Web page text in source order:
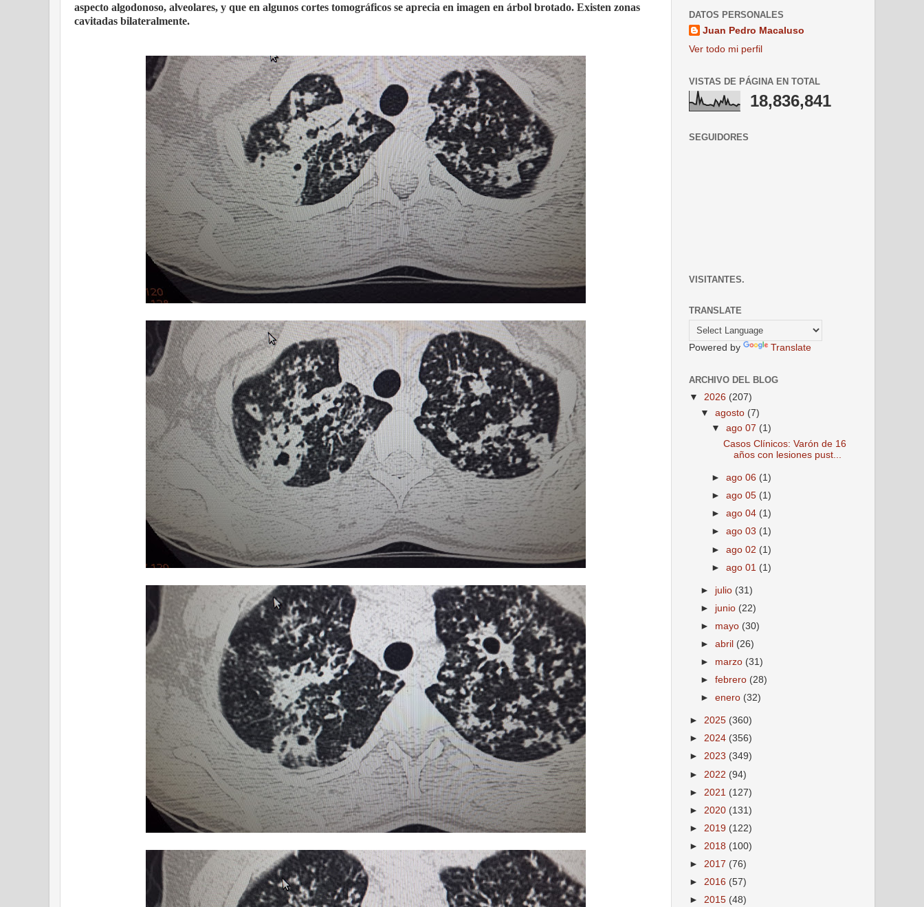
aspecto algodonoso, alveolares, y que en algunos cortes tomográficos se aprecia en imagen en árbol brotado. Existen zonas
cavitadas bilateralmente.
DATOS PERSONALES
Juan Pedro Macaluso
Ver todo mi perfil
VISTAS DE PÁGINA EN TOTAL
18,836,841
SEGUIDORES
VISITANTES.
TRANSLATE
Powered by Translate
ARCHIVO DEL BLOG
▼ 2026 (207)
▼agosto (7)
▼ago 07 (1)
Casos Clínicos: Varón de 16
años con lesiones pust...
►ago 06 (1)
►ago 05 (1)
►ago 04 (1)
►ago 03 (1)
►ago 02 (1)
►ago 01 (1)
► julio (31)
► junio (22)
► mayo (30)
►abril (26)
► marzo (31)
►febrero (28)
►enero (32)
► 2025 (360)
► 2024 (356)
► 2023 (349)
► 2022 (94)
► 2021 (127)
► 2020 (131)
► 2019 (122)
► 2018 (100)
► 2017 (76)
► 2016 (57)
► 2015 (48)